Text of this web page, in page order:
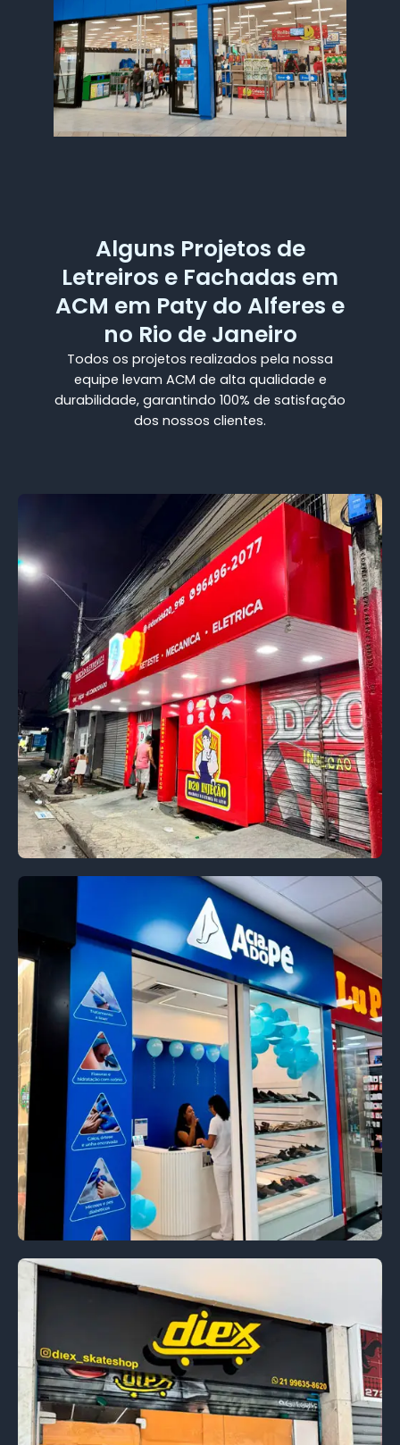
Alguns Projetos de
Letreiros e Fachadas em
ACM em Paty do Alferes e
no Rio de Janeiro
Todos os projetos realizados pela nossa
equipe levam ACM de alta qualidade e
durabilidade, garantindo 100% de satisfação
dos nossos clientes.